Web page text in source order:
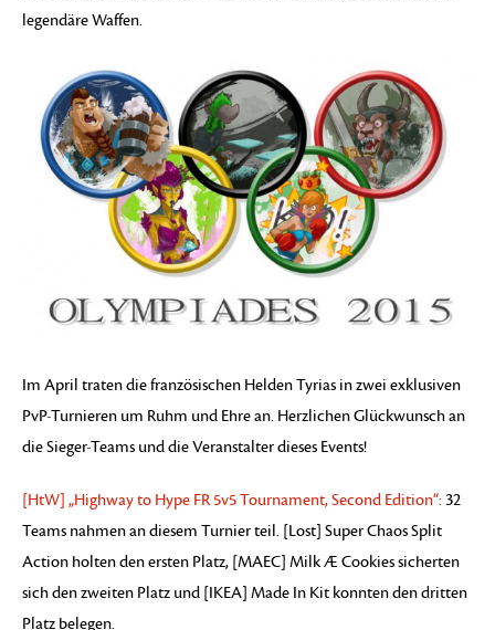
legendäre Waffen.
Im April traten die französischen Helden Tyrias in zwei exklusiven
PvP-Turnieren um Ruhm und Ehre an. Herzlichen Glückwunsch an
die Sieger-Teams und die Veranstalter dieses Events!
[HtW] „Highway to Hype FR 5v5 Tournament, Second Edition“: 32
Teams nahmen an diesem Turnier teil. [Lost] Super Chaos Split
Action holten den ersten Platz, [MAEC] Milk Æ Cookies sicherten
sich den zweiten Platz und [IKEA] Made In Kit konnten den dritten
Platz belegen.